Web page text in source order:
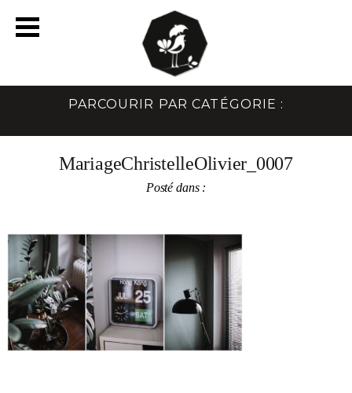
PARCOURIR PAR CATÉGORIE :
MariageChristelleOlivier_0007
Posté dans :